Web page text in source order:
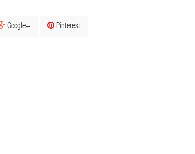
Google+ Pinterest